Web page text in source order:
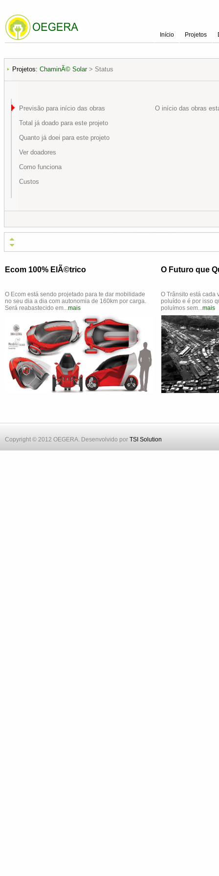
Início Projetos
Projetos: ChaminÃ© Solar> Status
Previsão para início das obras
Total já doado para este projeto
Quanto já doei para este projeto
Ver doadores
Como funciona
Custos
O início das obras
Ecom 100% ElÃ©trico
O Ecom está sendo projetado para te dar mobilidade
no seu dia a dia com autonomia de 160km por carga.
Será reabastecido em...mais
O Futuro que
O Trânsito está cada
poluído e é por isso
poluímos sem...mais
Copyright © 2012 OEGERA. Desenvolvido por TSI Solution